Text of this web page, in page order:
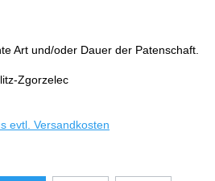
Art und/oder Dauer der Patenschaft.
Zgorzelec
evtl. Versandkosten